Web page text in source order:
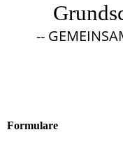
--
Formulare